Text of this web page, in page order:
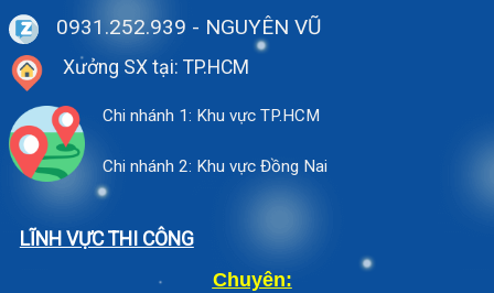
0931.252.939 - NGUYÊN VŨ
Xưởng SX tại: TP.HCM
Chi nhánh 1: Khu vực TP.HCM
Chi nhánh 2: Khu vực Đồng Nai
LĨNH VỰC THI CÔNG
Chuyên: